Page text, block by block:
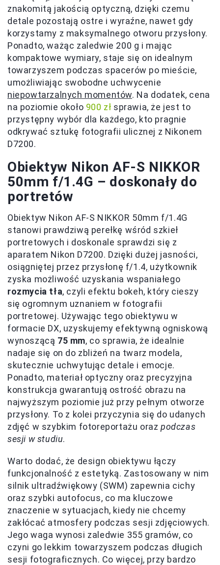
znakomitą jakością optyczną, dzięki czemu
detale pozostają ostre i wyraźne, nawet gdy
korzystamy z maksymalnego otworu przysłony.
Ponadto, ważąc zaledwie 200 g i mając
kompaktowe wymiary, staje się on idealnym
towarzyszem podczas spacerów po mieście,
umożliwiając swobodne uchwycenie
niepowtarzalnych momentów. Na dodatek, cena
na poziomie około 900 zł sprawia, że jest to
przystępny wybór dla każdego, kto pragnie
odkrywać sztukę fotografii ulicznej z Nikonem
D7200.
Obiektyw Nikon AF-S NIKKOR
50mm f/1.4G – doskonały do
portretów
Obiektyw Nikon AF-S NIKKOR 50mm f/1.4G
stanowi prawdziwą perełkę wśród szkieł
portretowych i doskonale sprawdzi się z
aparatem Nikon D7200. Dzięki dużej jasności,
osiągniętej przez przysłonę f/1.4, użytkownik
zyska możliwość uzyskania wspaniałego
rozmycia tła, czyli efektu bokeh, który cieszy
się ogromnym uznaniem w fotografii
portretowej. Używając tego obiektywu w
formacie DX, uzyskujemy efektywną ogniskową
wynoszącą 75 mm, co sprawia, że idealnie
nadaje się on do zbliżeń na twarz modela,
skutecznie uchwytując detale i emocje.
Ponadto, materiał optyczny oraz precyzyjna
konstrukcja gwarantują ostrość obrazu na
najwyższym poziomie już przy pełnym otworze
przysłony. To z kolei przyczynia się do udanych
zdjęć w szybkim fotoreportażu orazpodczas
sesji w studiu.
Warto dodać, że design obiektywu łączy
funkcjonalność z estetyką. Zastosowany w nim
silnik ultradźwiękowy (SWM) zapewnia cichy
oraz szybki autofocus, co ma kluczowe
znaczenie w sytuacjach, kiedy nie chcemy
zakłócać atmosfery podczas sesji zdjęciowych.
Jego waga wynosi zaledwie 355 gramów, co
czyni go lekkim towarzyszem podczas długich
sesji fotograficznych. Co więcej, przy bardzo